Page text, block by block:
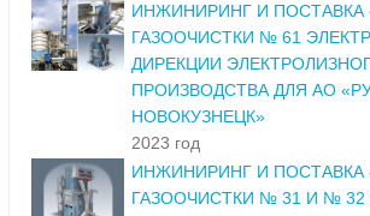
ИНЖИНИРИНГ И ПОСТАВКА
ГАЗООЧИСТКИ № 61
ДИРЕКЦИИ
ПРОИЗВОДСТВА ДЛЯ АО
НОВОКУЗНЕЦК»
2023 год
ИНЖИНИРИНГ И ПОСТАВКА
ГАЗООЧИСТКИ № 31 И № 32